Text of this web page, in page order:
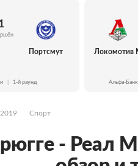
Портсмут
1-й раунд
Локомотив
Альфа-
Спорт
- Реал